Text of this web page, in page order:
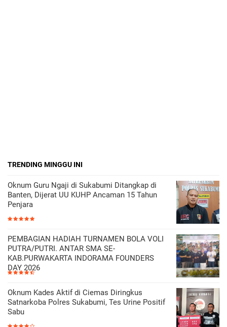
TRENDING MINGGU INI
Oknum Guru Ngaji di Sukabumi Ditangkap di
Banten, Dijerat UU KUHP Ancaman 15 Tahun
Penjara
PEMBAGIAN HADIAH TURNAMEN BOLA VOLI
PUTRA/PUTRI. ANTAR SMA SE-
KAB.PURWAKARTA INDORAMA FOUNDERS
DAY 2026
Oknum Kades Aktif di Ciemas Diringkus
Satnarkoba Polres Sukabumi, Tes Urine Positif
Sabu